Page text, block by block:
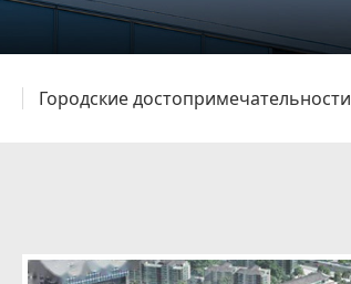
Городские достопримечательности